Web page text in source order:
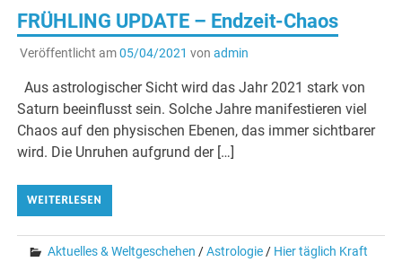
FRÜHLING UPDATE – Endzeit-Chaos
Veröffentlicht am05/04/2021 von admin
Aus astrologischer Sicht wird das Jahr 2021 stark von
Saturn beeinflusst sein. Solche Jahre manifestieren viel
Chaos auf den physischen Ebenen, das immer sichtbarer
wird. Die Unruhen aufgrund der […]
WEITERLESEN
Aktuelles & Weltgeschehen /Astrologie / Hier täglich Kraft